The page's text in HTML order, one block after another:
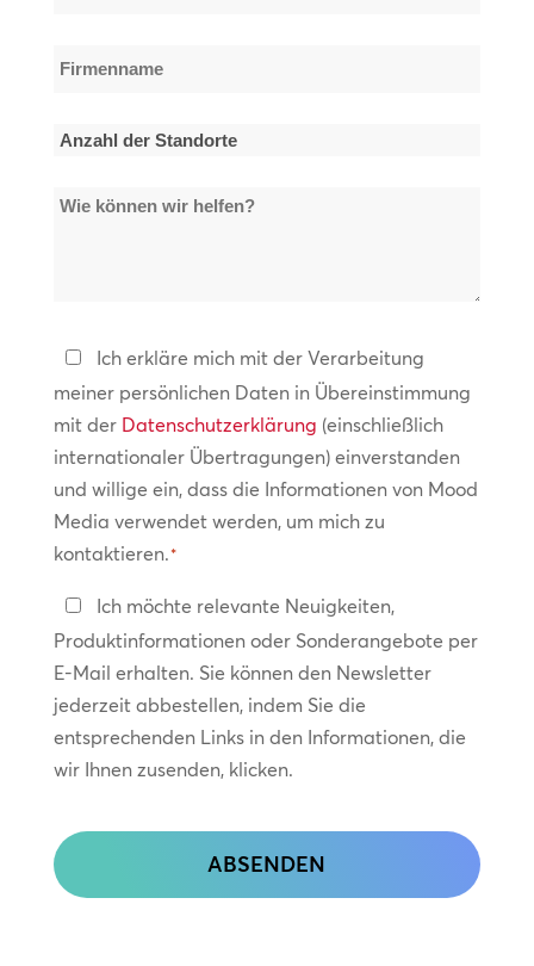
Firmenname
Anzahl
Standorte
Wie
Datenschutzerklärung
*
Ich erkläre mich mit der Verarbeitung
meiner persönlichen Daten in Übereinstimmung
mit der Datenschutzerklärung (einschließlich
internationaler Übertragungen) einverstanden
und willige ein, dass die Informationen von Mood
Media verwendet werden, um mich zu
kontaktieren.*
In
Kontakt
bleiben
Ich möchte relevante Neuigkeiten,
Produktinformationen oder Sonderangebote per
E-Mail erhalten. Sie können den Newsletter
jederzeit abbestellen, indem Sie die
entsprechenden Links in den Informationen, die
wir Ihnen zusenden, klicken.